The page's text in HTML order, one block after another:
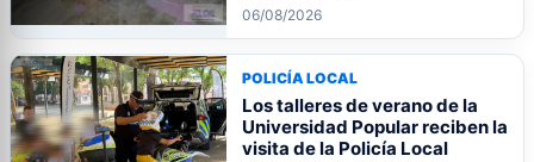
06/08/2026
POLICÍA LOCAL
Los talleres de verano de la
Universidad Popular reciben la
visita de la Policía Local